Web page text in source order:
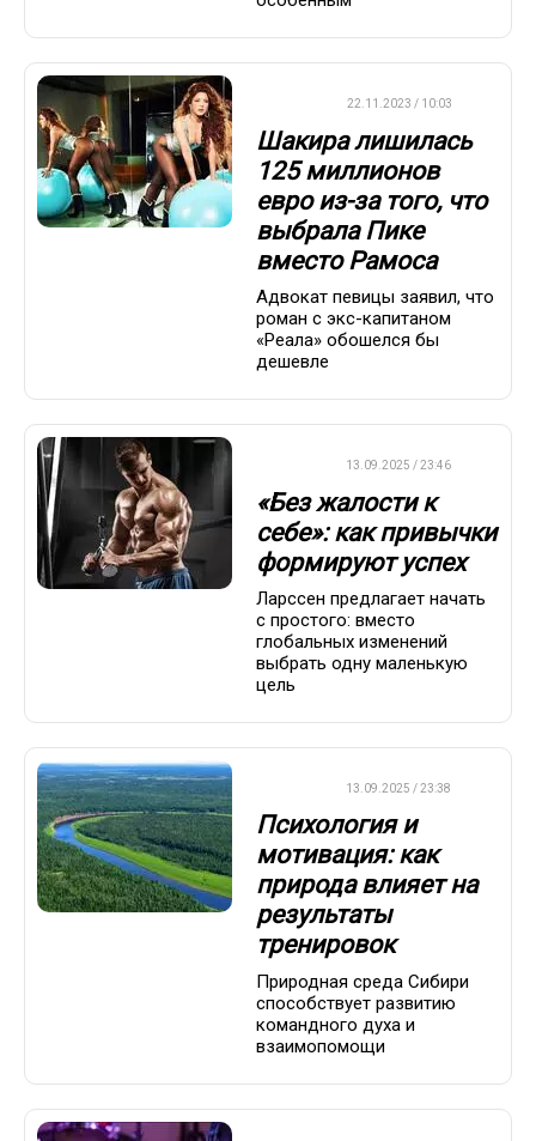
22.11.2023 / 10:03
Шакира лишилась
125 миллионов
евро из-за того, что
выбрала Пике
вместо Рамоса
Адвокат певицы заявил, что
роман с экс-капитаном
«Реала» обошелся бы
дешевле
13.09.2025 / 23:46
«Без жалости к
себе»: как привычки
формируют успех
Ларссен предлагает начать
с простого: вместо
глобальных изменений
выбрать одну маленькую
цель
13.09.2025 / 23:38
Психология и
мотивация: как
природа влияет на
результаты
тренировок
Природная среда Сибири
способствует развитию
командного духа и
взаимопомощи